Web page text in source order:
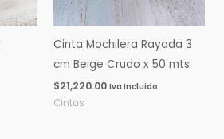
Cinta Mochilera Rayada 3
cm Beige Crudo x 50 mts
$21,220.00 Iva Incluido
Cintas